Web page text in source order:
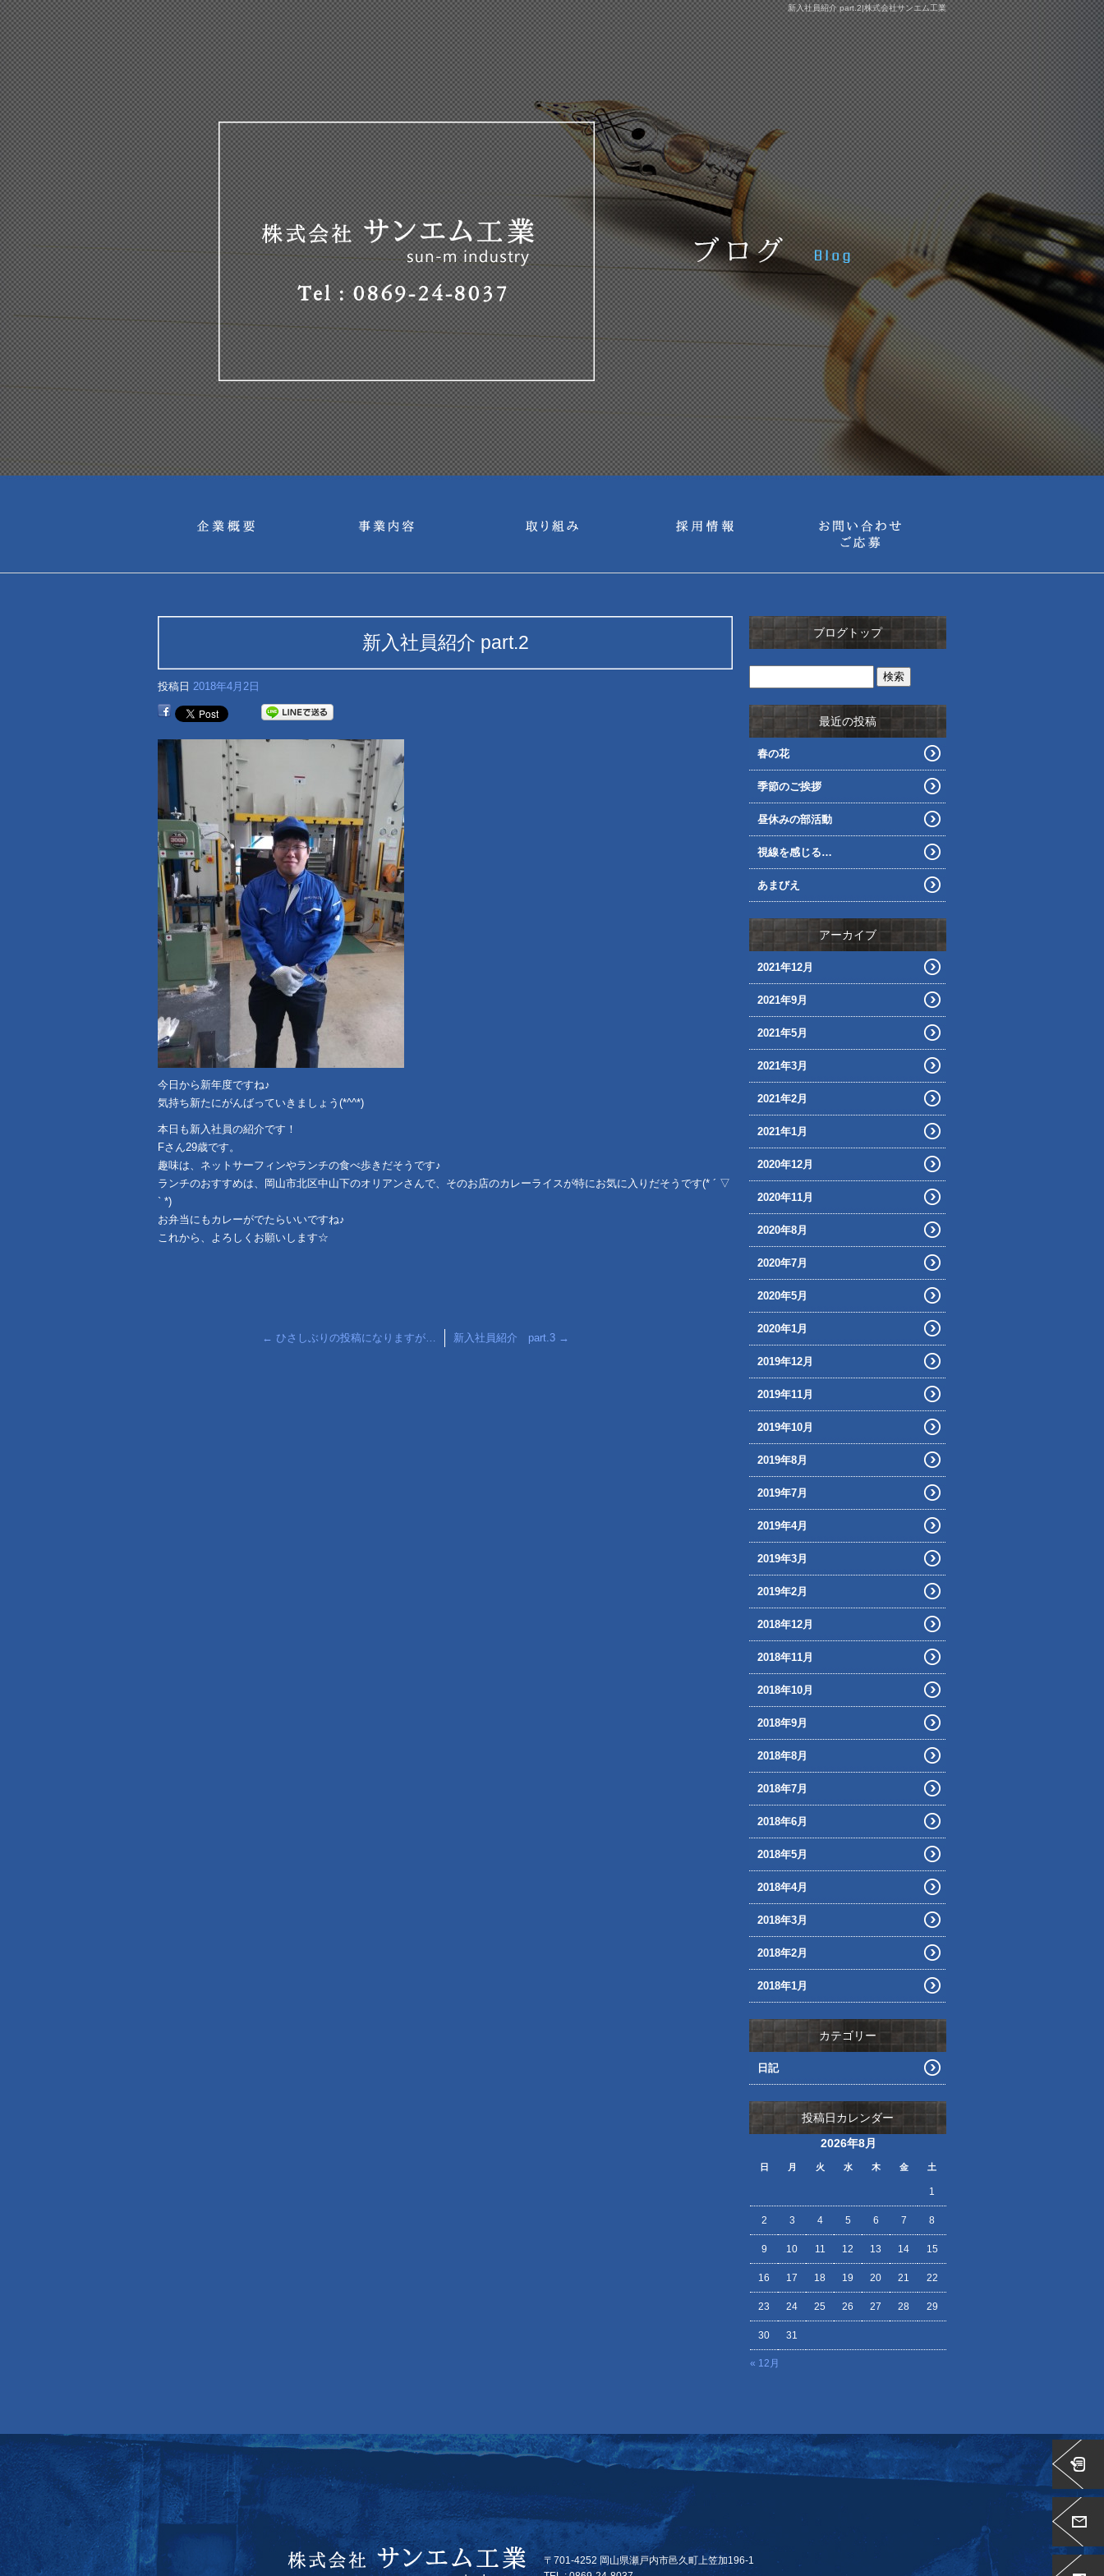
新入社員紹介 part.2|株式会社サンエム工業
新入社員紹介 part.2
投稿日 2018年4月2日
今日から新年度ですね♪
気持ち新たにがんばっていきましょう(*^^*)
本日も新入社員の紹介です！
Fさん29歳です。
趣味は、ネットサーフィンやランチの食べ歩きだそうです♪
ランチのおすすめは、岡山市北区中山下のオリアンさんで、そのお店のカレーライスが特にお気に入りだそうです(* ´ ▽
` *)
お弁当にもカレーがでたらいいですね♪
これから、よろしくお願いします☆
← ひさしぶりの投稿になりますが… 新入社員紹介 part.3 →
ブログトップ
最近の投稿
春の花
季節のご挨拶
昼休みの部活動
視線を感じる…
あまびえ
アーカイブ
2021年12月
2021年9月
2021年5月
2021年3月
2021年2月
2021年1月
2020年12月
2020年11月
2020年8月
2020年7月
2020年5月
2020年1月
2019年12月
2019年11月
2019年10月
2019年8月
2019年7月
2019年4月
2019年3月
2019年2月
2018年12月
2018年11月
2018年10月
2018年9月
2018年8月
2018年7月
2018年6月
2018年5月
2018年4月
2018年3月
2018年2月
2018年1月
カテゴリー
日記
投稿日カレンダー
2026年8月
日 月 火 水 木 金 土
« 12月
1
2 3 4 5 6 7 8
9 10 11 12 13 14 15
16 17 18 19 20 21 22
23 24 25 26 27 28 29
30 31
〒701-4252 岡山県瀬戸内市邑久町上笠加196-1